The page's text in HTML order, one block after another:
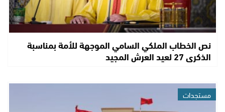
نص الخطاب الملكي السامي الموجهة للأمة بمناسبة
الذكرى 27 لعيد العرش المجيد
مستجدات